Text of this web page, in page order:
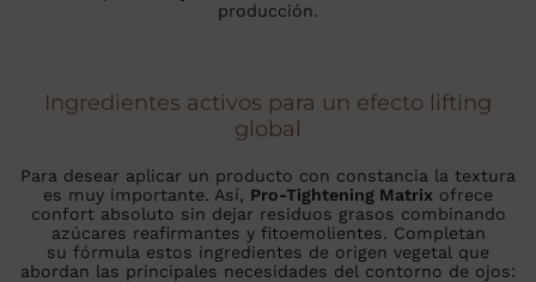
producción.
Ingredientes activos para un efecto lifting
global
Para desear aplicar un producto con constancia la textura
es muy importante. Así, Pro-Tightening Matrix ofrece
confort absoluto sin dejar residuos grasos combinando
azúcares reafirmantes y fitoemolientes. Completan
su fórmula estos ingredientes de origen vegetal que
abordan las principales necesidades del contorno de ojos: